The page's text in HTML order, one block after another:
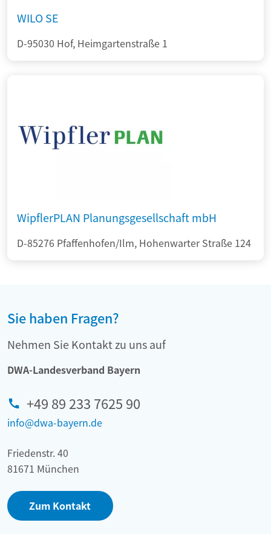
WILO SE
D-95030 Hof, Heimgartenstraße 1
WipflerPLAN Planungsgesellschaft mbH
D-85276 Pfaffenhofen/Ilm, Hohenwarter Straße 124
Sie haben Fragen?
Nehmen Sie Kontakt zu uns auf
DWA-Landesverband Bayern
+49 89 233 7625 90
info@dwa-bayern.de
Friedenstr. 40
81671 München
Zum Kontakt